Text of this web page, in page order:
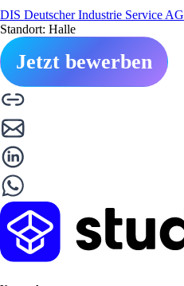
DIS Deutscher Industrie Service AG
Standort: Halle
Jetzt bewerben